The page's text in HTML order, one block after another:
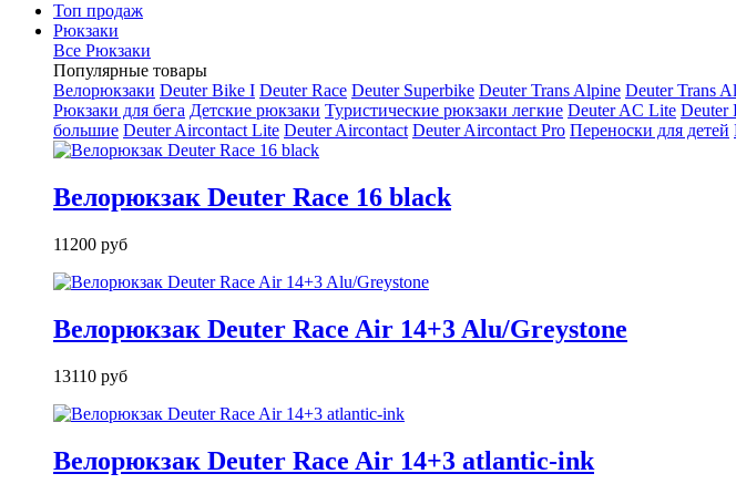
Топ продаж
Рюкзаки
Все Рюкзаки
Популярные товары
Велорюкзаки Deuter Bike I Deuter Race Deuter Superbike Deuter Trans Alpine Deuter Trans
Рюкзаки для бега Детские рюкзаки Туристические рюкзаки легкие Deuter AС Lite Deuter
большие Deuter Aircontact Lite Deuter Aircontact Deuter Aircontact Pro Переноски для детей
Велорюкзак Deuter Race 16 black
11200 руб
Велорюкзак Deuter Race Air 14+3 Alu/Greystone
13110 руб
Велорюкзак Deuter Race Air 14+3 atlantic-ink